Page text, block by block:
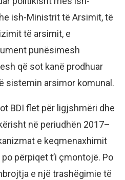
ish-Ministrit të Arsimit, të
të arsimit, e
punësimesh
që sot kanë prodhuar
sistemin arsimor komunal.
BDI flet për ligjshmëri dhe
në periudhën 2017–
e keqmenaxhimit
përpiqet t’i çmontojë. Po
e një trashëgimie të